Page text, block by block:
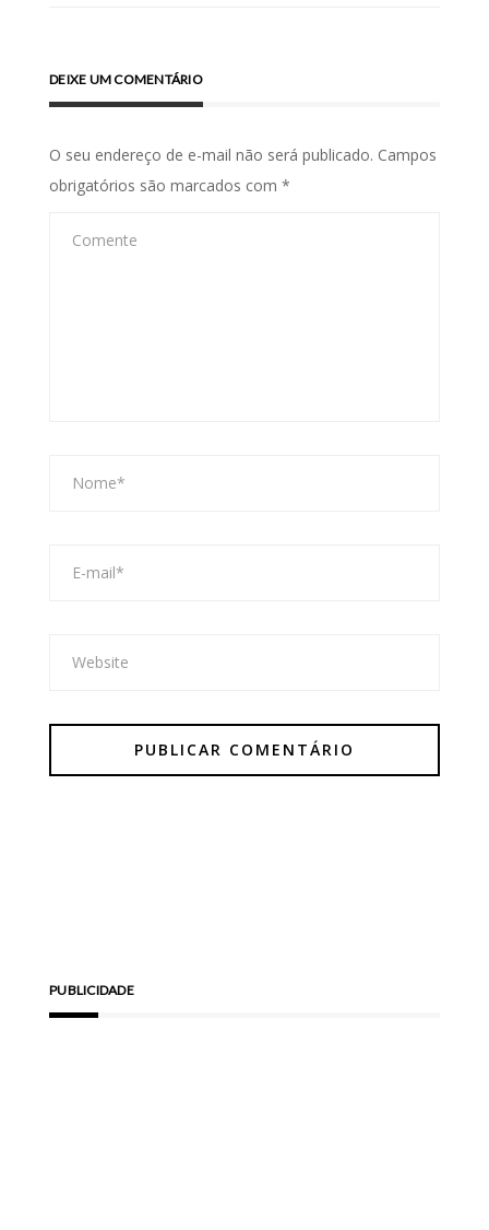
DEIXE UM COMENTÁRIO
O seu endereço de e-mail não será publicado. Campos
obrigatórios são marcados com *
PUBLICIDADE